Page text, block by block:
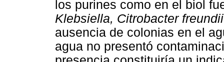
los purines como en el biol
Klebsiella, Citrobacter freundii
ausencia de colonias en el
agua no presentó